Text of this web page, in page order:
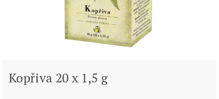
Kopřiva 20 x 1,5 g